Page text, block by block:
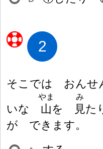
2
そこでは おん
いな 山
やま
を 見
み
た
が できます。